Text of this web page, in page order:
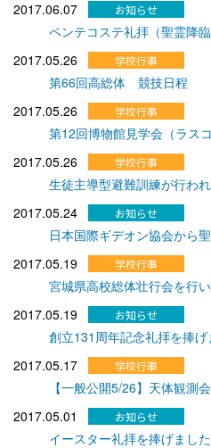
2017.06.07
ペンテコステ礼拝（聖霊降
2017.05.26
第66回高総体 競技日程
2017.05.26
第12回博物館見学会（ラス
2017.05.26
生徒主導型避難訓練が行わ
2017.05.24
日本国際ギデオン協会から
2017.05.19
宮城県高校総体壮行会を行
2017.05.19
創立131周年記念礼拝を捧げ
2017.05.17
【一般公開5/26】天体観測
2017.05.01
イースター礼拝を捧げました